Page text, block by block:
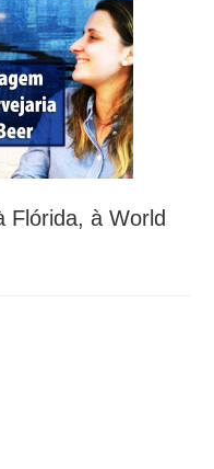
Flórida, à World